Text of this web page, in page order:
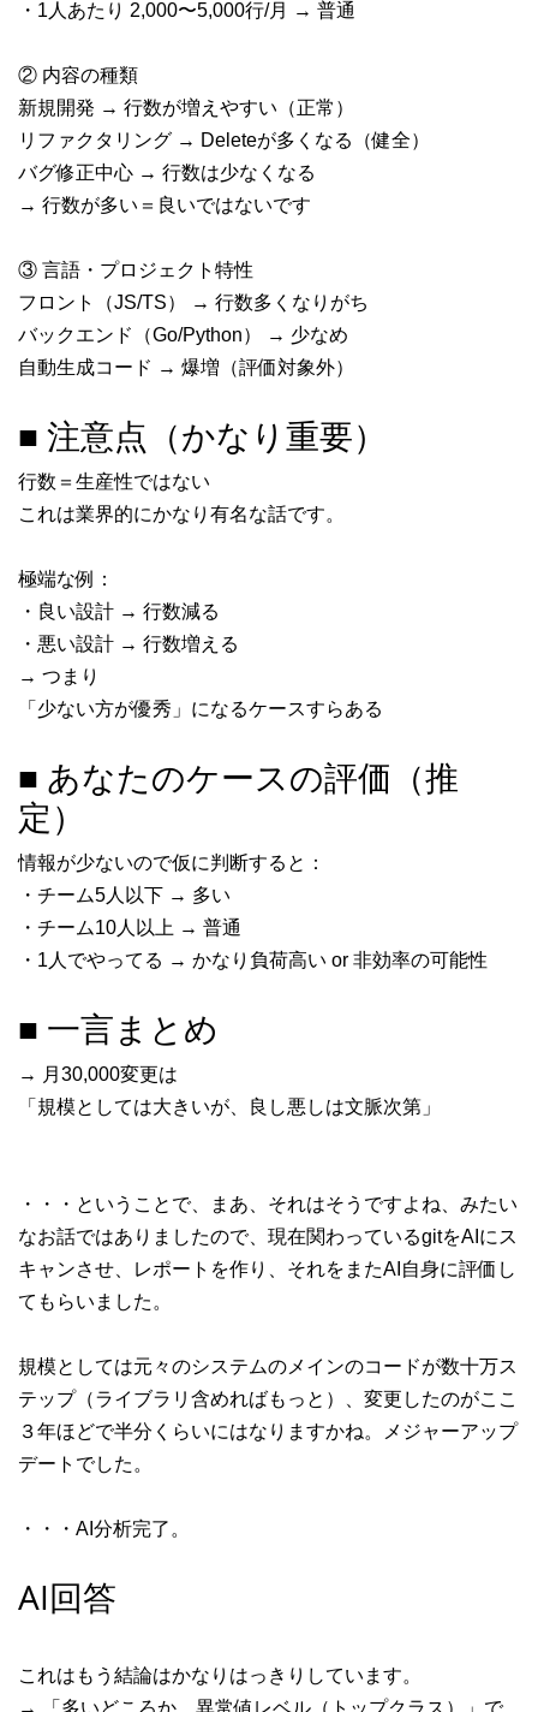
・1人あたり 2,000〜5,000行/月 → 普通
② 内容の種類
新規開発 → 行数が増えやすい（正常）
リファクタリング → Deleteが多くなる（健全）
バグ修正中心 → 行数は少なくなる
→ 行数が多い＝良いではないです
③ 言語・プロジェクト特性
フロント（JS/TS） → 行数多くなりがち
バックエンド（Go/Python） → 少なめ
自動生成コード → 爆増（評価対象外）
■ 注意点（かなり重要）
行数＝生産性ではない
これは業界的にかなり有名な話です。
極端な例：
・良い設計 → 行数減る
・悪い設計 → 行数増える
→ つまり
「少ない方が優秀」になるケースすらある
■ あなたのケースの評価（推
定）
情報が少ないので仮に判断すると：
・チーム5人以下 → 多い
・チーム10人以上 → 普通
・1人でやってる → かなり負荷高い or 非効率の可能性
■ 一言まとめ
→ 月30,000変更は
「規模としては大きいが、良し悪しは文脈次第」
・・・ということで、まあ、それはそうですよね、みたい
なお話ではありましたので、現在関わっているgitをAIにス
キャンさせ、レポートを作り、それをまたAI自身に評価し
てもらいました。
規模としては元々のシステムのメインのコードが数十万ス
テップ（ライブラリ含めればもっと）、変更したのがここ
３年ほどで半分くらいにはなりますかね。メジャーアップ
デートでした。
・・・AI分析完了。
AI回答
これはもう結論はかなりはっきりしています。
→ 「多いどころか、異常値レベル（トップクラス）」で